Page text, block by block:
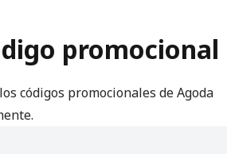
promocional
códigos promocionales de Agoda